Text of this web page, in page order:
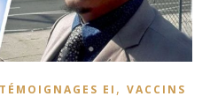
TÉMOIGNAGES EI , VACCINS